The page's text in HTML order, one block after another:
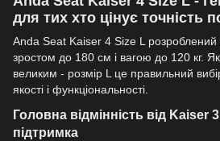
для тих хто цінує точність
Anda Seat Kaiser 4 Size L розроблений
зростом до 180 см і вагою до 120 кг.
великим - розмір L це правильний
якості і функціональності.
Головна відмінність від Kaiser
підтримка